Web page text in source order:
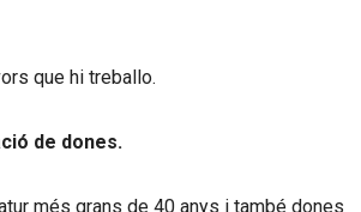
que hi treballo.
de dones.
més grans de 40 anys i també dones